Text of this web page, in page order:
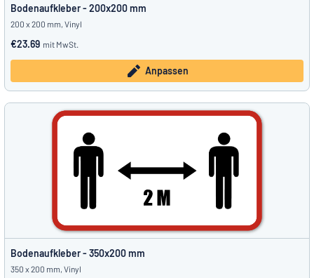
Bodenaufkleber - 200x200 mm
200 x 200 mm, Vinyl
€23.69 mit MwSt.
Anpassen
Bodenaufkleber - 350x200 mm
350 x 200 mm, Vinyl